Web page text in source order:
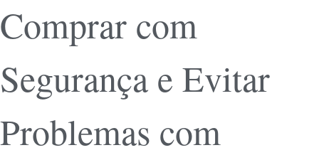
Comprar com
Segurança e Evitar
Problemas com